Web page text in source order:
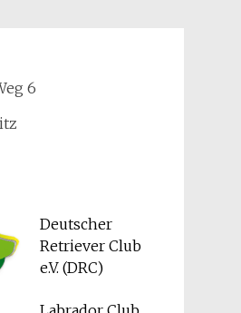
6
Deutscher
Retriever Club
e.V. (DRC)